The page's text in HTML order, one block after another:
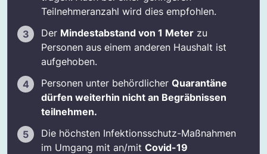
Teilnehmeranzahl wird dies empfohlen.
Der Mindestabstand von 1 Meter zu
Personen aus einem anderen Haushalt ist
aufgehoben.
Personen unter behördlicher Quarantäne
dürfen weiterhin nicht an Begräbnissen
teilnehmen.
Die höchsten Infektionsschutz-Maßnahmen
im Umgang mit an/mit Covid-19